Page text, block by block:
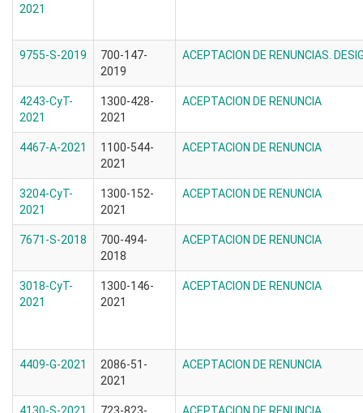
2021
9755-S-2019
700-147-
2019
ACEPTACION DE RENUNCIAS.
4243-CyT-
2021
1300-428-
2021
ACEPTACION DE RENUNCIA
4467-A-2021
1100-544-
2021
ACEPTACION DE RENUNCIA
3204-CyT-
2021
1300-152-
2021
ACEPTACION DE RENUNCIA
7671-S-2018
700-494-
2018
ACEPTACION DE RENUNCIA
3018-CyT-
2021
1300-146-
2021
ACEPTACION DE RENUNCIA
4409-G-2021
2086-51-
2021
ACEPTACION DE RENUNCIA